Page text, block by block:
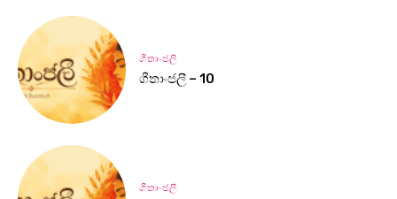
ගීතාංජලී
ගීතාංජලී – 10
ගීතාංජලී